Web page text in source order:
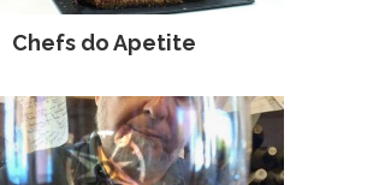
Chefs do Apetite